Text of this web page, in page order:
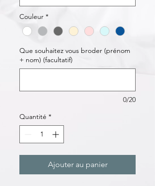
Couleur *
Que souhaitez vous broder (prénom
+ nom) (facultatif)
0/20
Quantité *
Ajouter au panier